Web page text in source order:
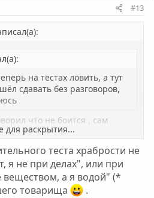
н
й
г
о
л
о
с
г
о
о
с
#13
на тестах ловить, а тут
сдавать без разговоров,
для раскрытия...
что не боится , сам
ногах в аптеку, в
выписка из ломбарда что
кончик носа красный, короче
особенно под веществом......
для раскрытия...
теста храбрости не
я не при делах", или при
веществом, а я водой" (*
товарища
.